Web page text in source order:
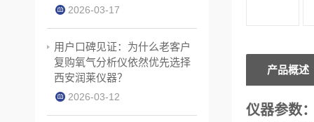
产品概述
仪器参数
2026-03-17
用户口碑见证：为什么老客户
复购氧气分析仪依然优先选择
西安润莱仪器？
2026-03-12